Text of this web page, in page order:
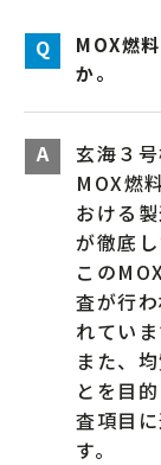
MOX燃
か。
玄海３
MOX燃
おける
が徹底
この
査が行
れていま
また、
とを目
査項目
す。